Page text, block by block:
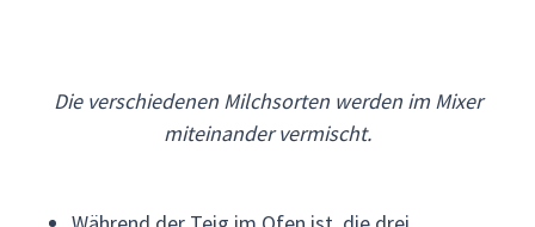
Die verschiedenen Milchsorten werden im Mixer
miteinander vermischt.